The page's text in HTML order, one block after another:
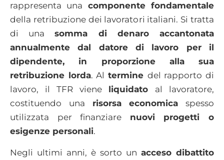
rappresenta una componente fondamentale
della retribuzione dei lavoratori italiani. Si tratta
di unasomma di denaro accantonata
annualmente dal datore di lavoro per il
dipendente, in proporzione alla sua
retribuzione lorda. Altermine del rapporto di
lavoro, il TFR viene liquidato al lavoratore,
costituendo una risorsa economica spesso
utilizzata per finanziare nuovi progetti o
esigenze personali.
Negli ultimi anni, è sorto un acceso dibattito